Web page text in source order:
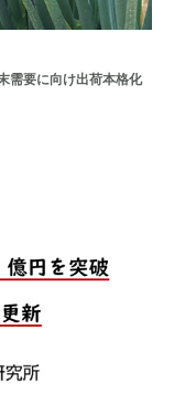
需要に向け出荷本格化